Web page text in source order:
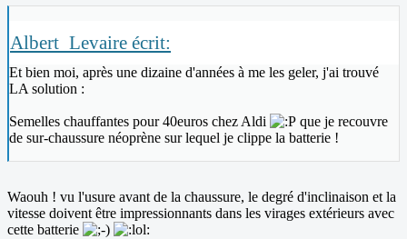
Albert_Levaire écrit:
Et bien moi, après une dizaine d'années à me les geler, j'ai trouvé
LA solution :
Semelles chauffantes pour 40euros chez Aldi
que je recouvre
de sur-chaussure néoprène sur lequel je clippe la batterie !
Waouh ! vu l'usure avant de la chaussure, le degré d'inclinaison et la
vitesse doivent être impressionnants dans les virages extérieurs avec
cette batterie